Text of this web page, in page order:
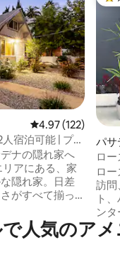
評価
レビュー122件、
4.97 (122)
宿泊可能 | プラ
ナの隠れ家へ
アにある、家
隠れ家。日差
がすべて揃っ
ックなリビング
はペイントス
パサ
ロ
室）
ロ
訪問
ト
ン
位
ド
人⁠気⁠のア⁠